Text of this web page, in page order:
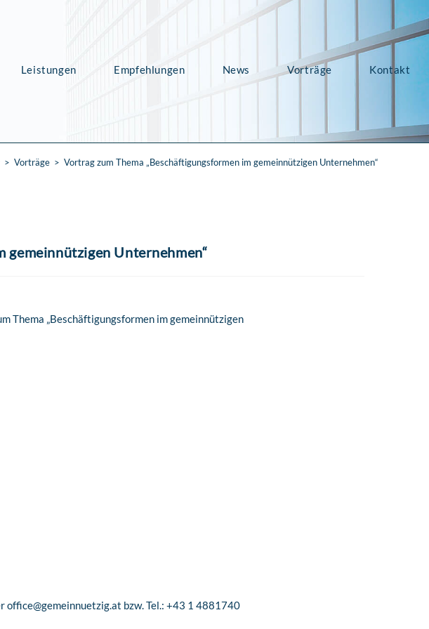
Leistungen Empfehlungen News Vorträge Kontakt
> Vorträge > Vortrag zum Thema „Beschäftigungsformen im gemeinnützigen Unternehmen“
gemeinnützigen Unternehmen“
Thema „Beschäftigungsformen im gemeinnützigen
bzw. Tel.: +43 1 4881740